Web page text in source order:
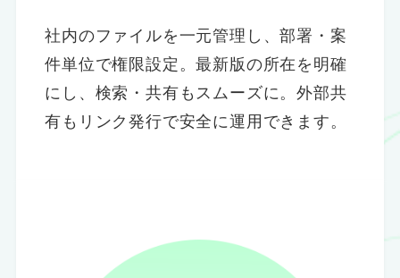
社内のファイルを一元管理し、部署・案
件単位で権限設定。最新版の所在を明確
にし、検索・共有もスムーズに。外部共
有もリンク発行で安全に運用できます。